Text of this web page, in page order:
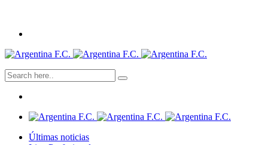
Últimas noticias